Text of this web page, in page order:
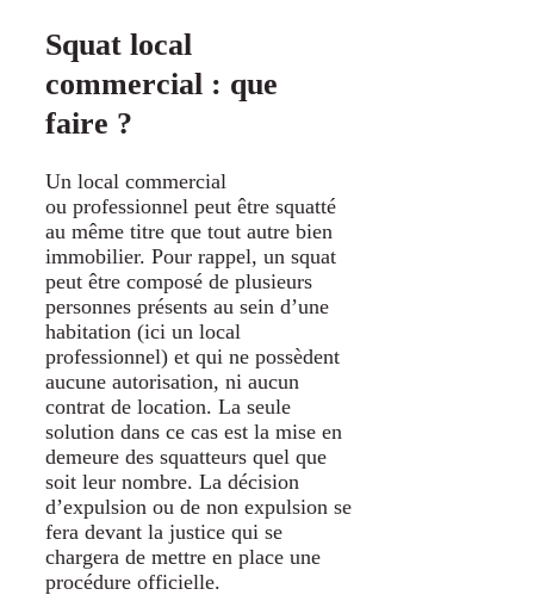
Squat local
commercial : que
faire ?
Un local commercial
ou professionnel peut être squatté
au même titre que tout autre bien
immobilier. Pour rappel, un squat
peut être composé de plusieurs
personnes présents au sein d’une
habitation (ici un local
professionnel) et qui ne possèdent
aucune autorisation, ni aucun
contrat de location. La seule
solution dans ce cas est la mise en
demeure des squatteurs quel que
soit leur nombre. La décision
d’expulsion ou de non expulsion se
fera devant la justice qui se
chargera de mettre en place une
procédure officielle.